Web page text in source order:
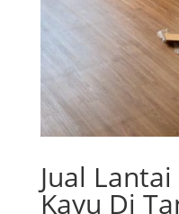
Jual
Kayu Di